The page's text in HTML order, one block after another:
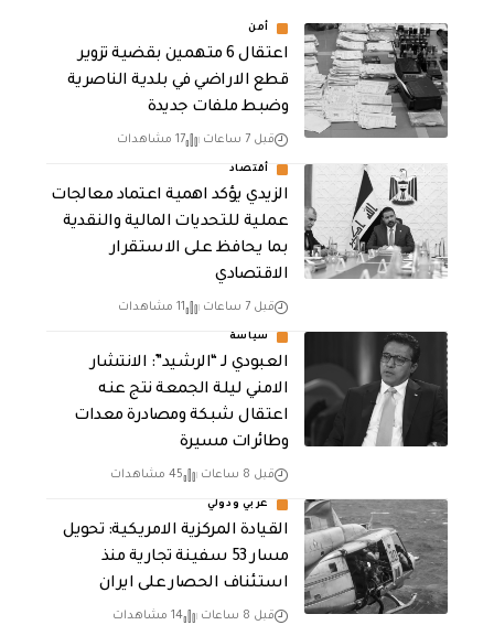
أمن
اعتقال 6 متهمين بقضية تزوير
قطع الاراضي في بلدية الناصرية
وضبط ملفات جديدة
قبل 7 ساعات 17 مشاهدات
أقتصاد
الزيدي يؤكد اهمية اعتماد معالجات
عملية للتحديات المالية والنقدية
بما يحافظ على الاستقرار
الاقتصادي
قبل 7 ساعات 11 مشاهدات
سياسة
العبودي لـ “الرشيد”: الانتشار
الامني ليلة الجمعة نتج عنه
اعتقال شبكة ومصادرة معدات
وطائرات مسيرة
قبل 8 ساعات 45 مشاهدات
عربي ودولي
القيادة المركزية الامريكية: تحويل
مسار 53 سفينة تجارية منذ
استئناف الحصار على ايران
قبل 8 ساعات 14 مشاهدات